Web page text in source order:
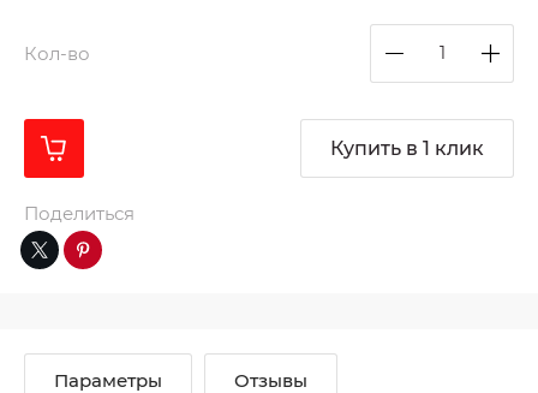
Кол-во
Купить в 1 клик
Поделиться
Параметры Отзывы